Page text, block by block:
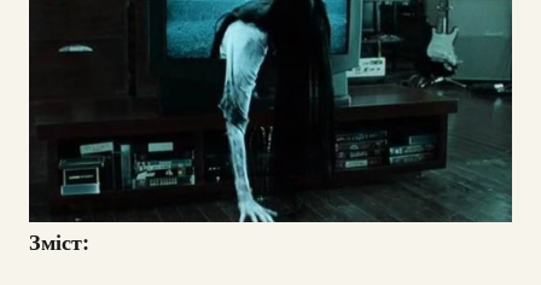
Зміст: